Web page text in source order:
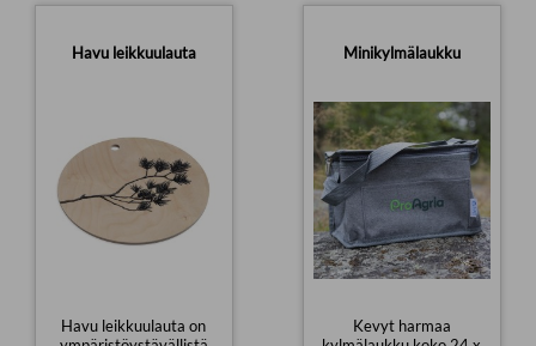
Havu leikkuulauta
Havu leikkuulauta on
Minikylmälaukku
Kevyt harmaa